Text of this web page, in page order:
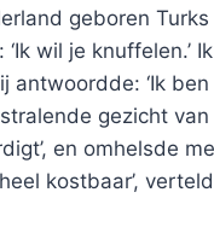
geboren
wil je knuffelen.’
antwoordde: ‘Ik
gezicht van
en omhelsde
kostbaar’,